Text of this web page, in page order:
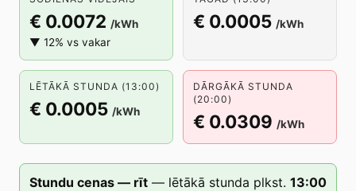
€ 0.0072 /kWh
▼ 12% vs vakar
€ 0.0005 /kWh
LĒTĀKĀ STUNDA (13:00)
€ 0.0005 /kWh
DĀRGĀKĀ STUNDA
(20:00)
€ 0.0309 /kWh
Stundu cenas — rīt — lētākā stunda plkst. 13:00